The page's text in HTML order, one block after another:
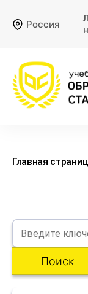
Россия
Главная